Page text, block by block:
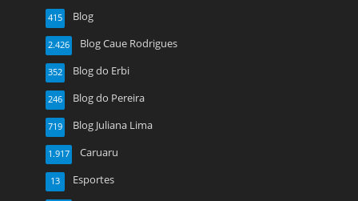
Blog
415
Blog Caue Rodrigues
2.426
Blog do Erbi
352
Blog do Pereira
246
Blog Juliana Lima
719
Caruaru
1.917
Esportes
13